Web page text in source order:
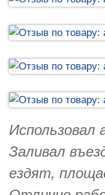
Использовал
Заливал
ездят,